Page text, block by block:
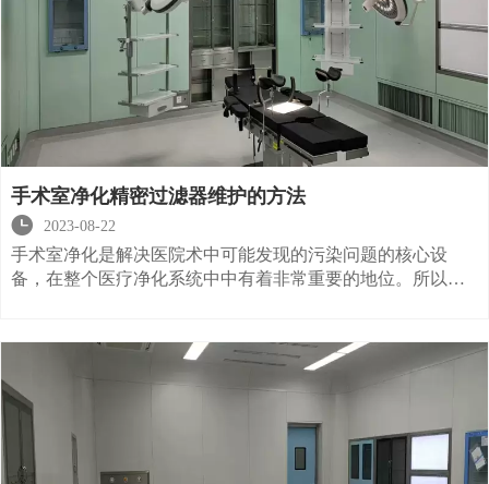
手术室净化精密过滤器维护的方法

2023-08-22
手术室净化是解决医院术中可能发现的污染问题的核心设
备，在整个医疗净化系统中中有着非常重要的地位。所以其